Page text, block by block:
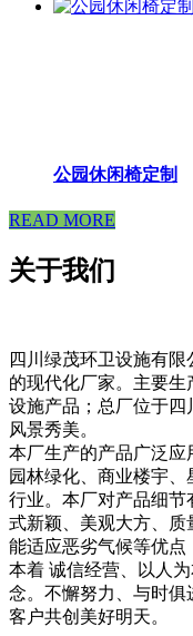
公园休闲椅定制
READ MORE
关于我们
四川绿茂环卫设施有
的现代化厂家。主要生
设施产品；总厂位于四
风景秀美。
本厂生产的产品广泛应
园林绿化、商业楼宇
行业。本厂对产品细
式新颖、美观大方、质
能适应恶劣气候等优点
本着 诚信经营、以人
念。不懈努力、与时
客户共创美好明天。